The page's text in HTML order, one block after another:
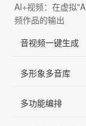
AI+视频：在虚拟
频作品的输出
音视频一键生成
多形象多音库
多功能编排